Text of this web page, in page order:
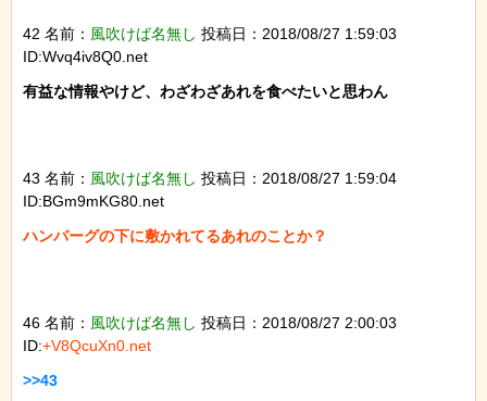
42 名前： 風吹けば名無し 投稿日：2018/08/27 1:59:03
ID:Wvq4iv8Q0.net
有益な情報やけど、わざわざあれを食べたいと思わん
43 名前： 風吹けば名無し 投稿日：2018/08/27 1:59:04
ID:BGm9mKG80.net
ハンバーグの下に敷かれてるあれのことか？
46 名前： 風吹けば名無し 投稿日：2018/08/27 2:00:03
ID:+V8QcuXn0.net
>>43